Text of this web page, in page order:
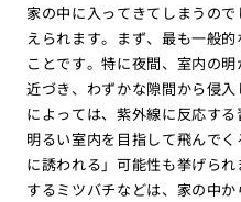
家の中に入ってきてしまうの
えられます。まず、最も一般的
ことです。特に夜間、室内の
近づき、わずかな隙間から侵
によっては、紫外線に反応す
明るい室内を目指して飛んで
に誘われる」可能性も挙げら
するミツバチなどは、家の中